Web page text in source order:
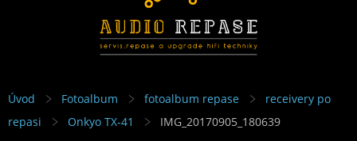
Úvod Fotoalbum fotoalbum repase
receivery po
repasi
Onkyo TX-41 IMG_20170905_180639